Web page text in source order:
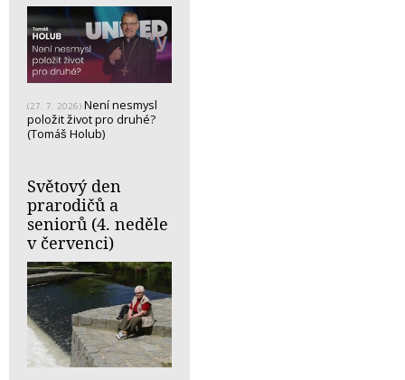
(27. 7. 2026) Není nesmysl
položit život pro druhé?
(Tomáš Holub)
Světový den
prarodičů a
seniorů (4. neděle
v červenci)